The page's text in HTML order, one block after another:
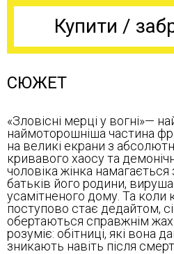
Купити /
СЮЖЕТ
«Зловісні мерці у вогні»—
наймоторошніша частина
на великі екрани з
кривавого хаосу та
чоловіка жінка намагається
батьків його родини,
усамітненого дому. Та коли
поступово стає дедайтом,
обертаються справжнім
розуміє: обітниці, які вона
зникають навіть після